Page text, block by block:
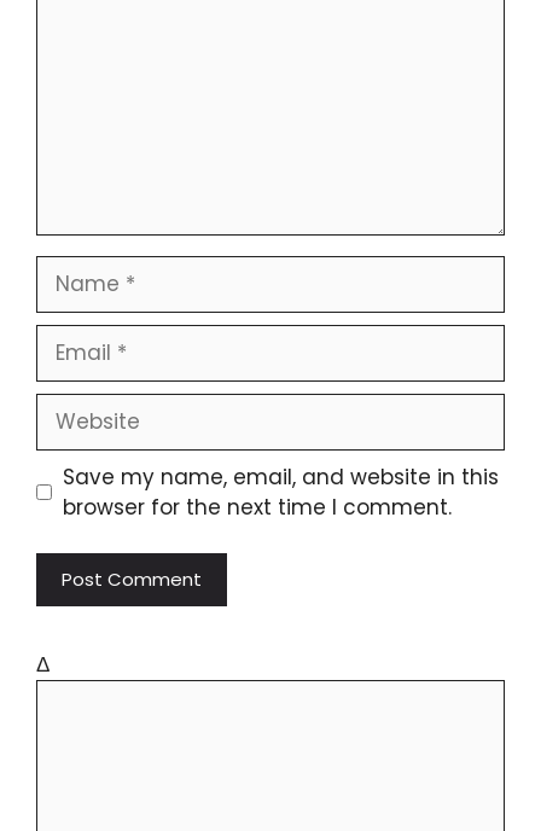
Save my name, email, and website in this
browser for the next time I comment.
Δ